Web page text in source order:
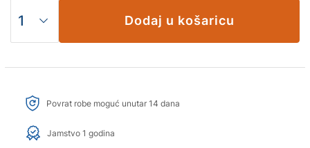
Dodaj u košaricu
Povrat robe moguć unutar 14 dana
Jamstvo 1 godina